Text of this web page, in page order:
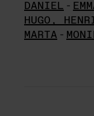
DANIEL -
HUGO,
MARTA -